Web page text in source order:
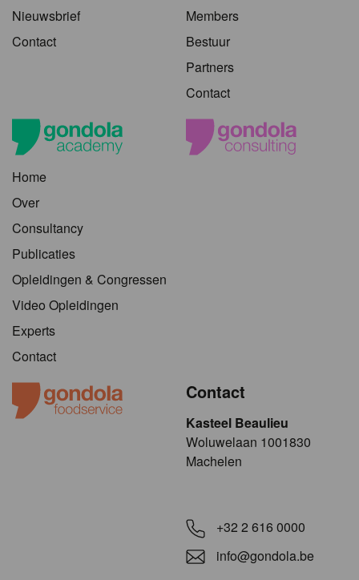
Nieuwsbrief
Contact
Members
Bestuur
Partners
Contact
Home
Over
Consultancy
Publicaties
Opleidingen & Congressen
Video Opleidingen
Experts
Contact
Contact
Kasteel Beaulieu
​​​Woluwelaan 1001830
Machelen
+32 2 616 0000
info@gondola.be